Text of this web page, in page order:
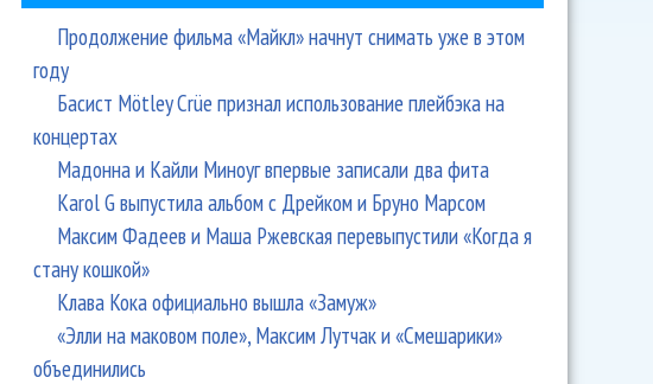
Продолжение фильма «Майкл» начнут снимать уже в этом
году
Басист Mötley Crüe признал использование плейбэка на
концертах
Мадонна и Кайли Миноуг впервые записали два фита
Karol G выпустила альбом с Дрейком и Бруно Марсом
Максим Фадеев и Маша Ржевская перевыпустили «Когда я
стану кошкой»
Клава Кока официально вышла «Замуж»
«Элли на маковом поле», Максим Лутчак и «Смешарики»
объединились